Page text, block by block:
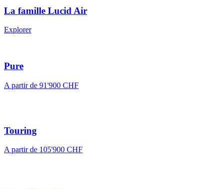
La famille Lucid Air
Explorer
Pure
A partir de 91'900 CHF
Touring
A partir de 105'900 CHF